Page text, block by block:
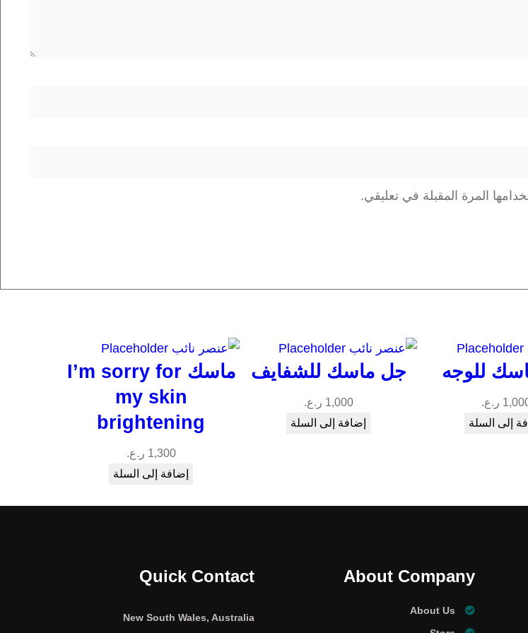
المرة المقبلة في تعليقي.
للوجه
ر.ع.
إلى السلة
جل ماسك للشفايف
1,000 ر.ع.
إضافة إلى السلة
ماسك I’m sorry for
my skin
brightening
1,300 ر.ع.
إضافة إلى السلة
About Company
About Us
Quick Contact
New South Wales, Australia